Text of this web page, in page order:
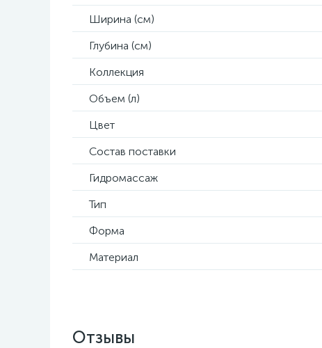
Ширина (см)
Глубина (см)
Коллекция
Объем (л)
Цвет
Состав поставки
Гидромассаж
Тип
Форма
Материал
Отзывы